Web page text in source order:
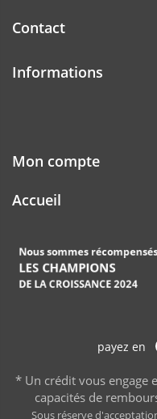
Contact
Informations
Mon compte
Accueil
payez en
* Un crédit vous engage
capacités de
Sous réserve